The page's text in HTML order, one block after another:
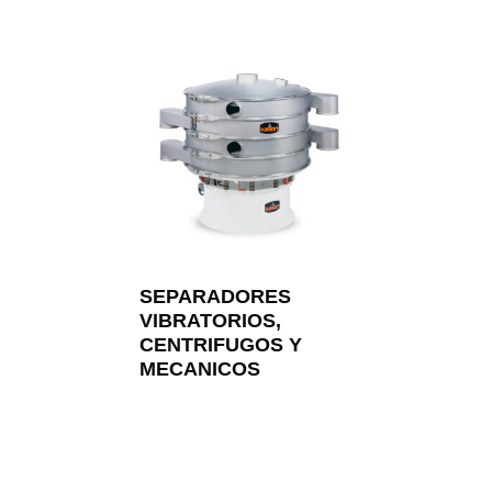
SEPARADORES
VIBRATORIOS,
CENTRIFUGOS Y
MECANICOS